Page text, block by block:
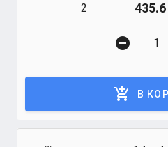
2 435.6
remove_circle
add_shopping_cart В